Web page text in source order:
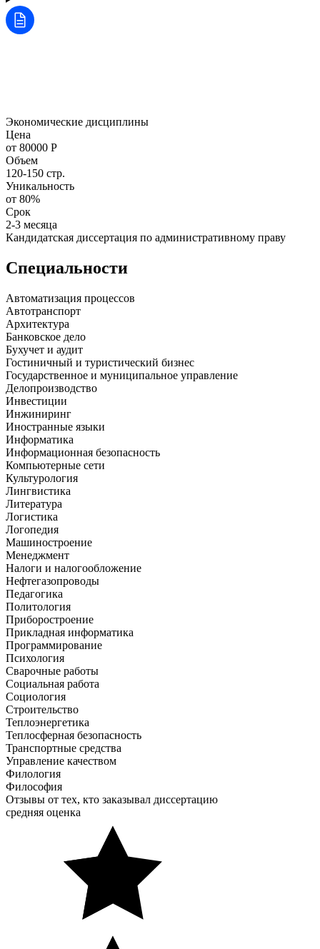
Экономические дисциплины
Цена
от 80000 Р
Объем
120-150 стр.
Уникальность
от 80%
Срок
2-3 месяца
Кандидатская диссертация по административному праву
Специальности
Автоматизация процессов
Автотранспорт
Архитектура
Банковское дело
Бухучет и аудит
Гостиничный и туристический бизнес
Государственное и муниципальное управление
Делопроизводство
Инвестиции
Инжиниринг
Иностранные языки
Информатика
Информационная безопасность
Компьютерные сети
Культурология
Лингвистика
Литература
Логистика
Логопедия
Машиностроение
Менеджмент
Налоги и налогообложение
Нефтегазопроводы
Педагогика
Политология
Приборостроение
Прикладная информатика
Программирование
Психология
Сварочные работы
Социальная работа
Социология
Строительство
Теплоэнергетика
Теплосферная безопасность
Транспортные средства
Управление качеством
Филология
Философия
Отзывы от тех, кто заказывал диссертацию
средняя оценка